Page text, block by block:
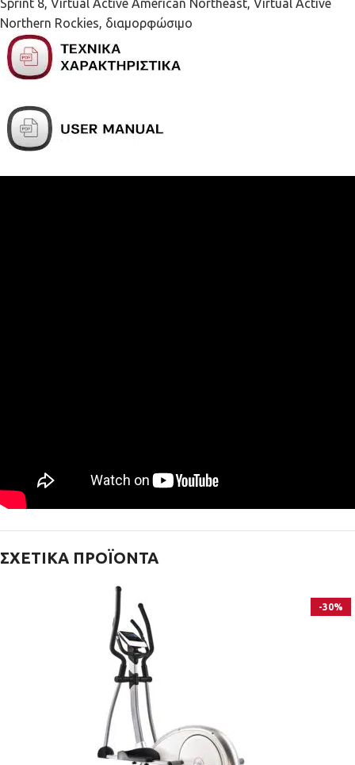
Sprint 8, Virtual Active American Northeast, Virtual Active
Northern Rockies, διαμορφώσιμο
ΣΧΕΤΙΚΆ ΠΡΟΪΌΝΤΑ
-30%